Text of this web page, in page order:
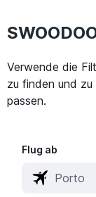
Verwende die
zu finden und
passen.
Flug ab